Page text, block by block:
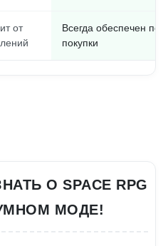
от
Всегда обеспечен
покупки
О SPACE RPG
МОДЕ!